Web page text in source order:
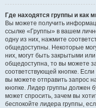
Где находятся группы и как
Вы можете получить
ссылке «Группы» в вашем
одну из них, нажмите
общедоступны. Некоторые
них, могут быть закрытыми
общедоступна, то вы можете
соответствующей кнопке.
вы можете отправить запрос
кнопке. Лидер группы должен
может спросить, зачем вы
беспокойте лидера группы,